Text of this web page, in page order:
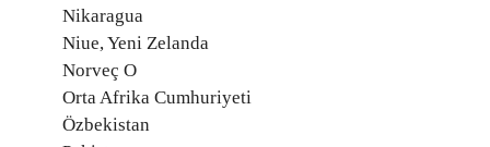
Nikaragua
Niue, Yeni Zelanda
Norveç O
Orta Afrika Cumhuriyeti
Özbekistan